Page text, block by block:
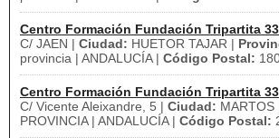
Centro Formación Fundación Tripartita
C/ JAEN | Ciudad: HUETOR TAJAR |
provincia | ANDALUCÍA | Código Postal:
Centro Formación Fundación Tripartita
C/ Vicente Aleixandre, 5 | Ciudad: MARTOS
PROVINCIA | ANDALUCÍA | Código Postal: